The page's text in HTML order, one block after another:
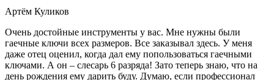
Артём Куликов
Очень достойные инструменты у вас. Мне нужны были
гаечные ключи всех размеров. Все заказывал здесь. У меня
даже отец оценил, когда дал ему попользоваться гаечными
ключами. А он – слесарь 6 разряда! Зато теперь знаю, что на
день рождения ему дарить буду. Думаю, если профессионал